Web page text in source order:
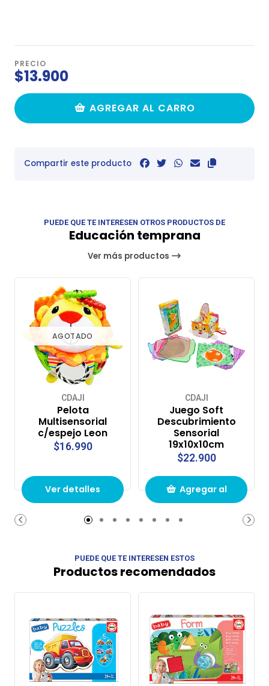
PRECIO
$13.900
AGREGAR AL CARRO
Compartir este producto
PUEDE QUE TE INTERESEN OTROS PRODUCTOS DE
Educación temprana
Ver más productos
AGOTADO
CDAJI
Pelota
Multisensorial
c/espejo Leon
$16.990
Ver detalles
CDAJI
Juego Soft
Descubrimiento
Sensorial
19x10x10cm
$22.900
Agregar al
carrito de
PUEDE QUE TE INTERESEN ESTOS
Productos recomendados